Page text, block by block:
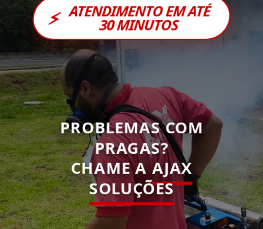
⚡ ATENDIMENTO EM ATÉ
30 MINUTOS
PROBLEMAS COM
PRAGAS?
CHAME AAJAX
SOLUÇÕES